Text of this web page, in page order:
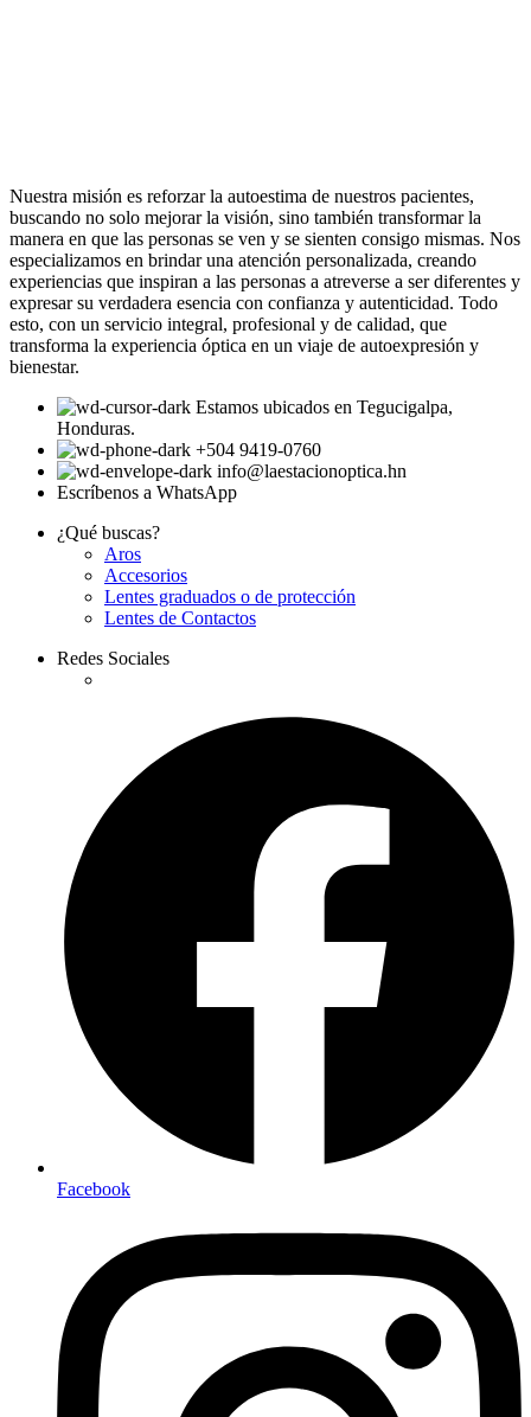
Nuestra misión es reforzar la autoestima de nuestros pacientes,
buscando no solo mejorar la visión, sino también transformar la
manera en que las personas se ven y se sienten consigo mismas. Nos
especializamos en brindar una atención personalizada, creando
experiencias que inspiran a las personas a atreverse a ser diferentes y
expresar su verdadera esencia con confianza y autenticidad. Todo
esto, con un servicio integral, profesional y de calidad, que
transforma la experiencia óptica en un viaje de autoexpresión y
bienestar.
Estamos ubicados en Tegucigalpa,
Honduras.
+504 9419-0760
info@laestacionoptica.hn
Escríbenos a WhatsApp
¿Qué buscas?
Aros
Accesorios
Lentes graduados o de protección
Lentes de Contactos
Redes Sociales
Facebook